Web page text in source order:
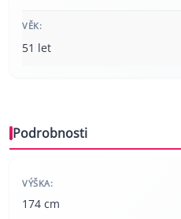
VĚK:
51 let
Podrobnosti
VÝŠKA:
174 cm